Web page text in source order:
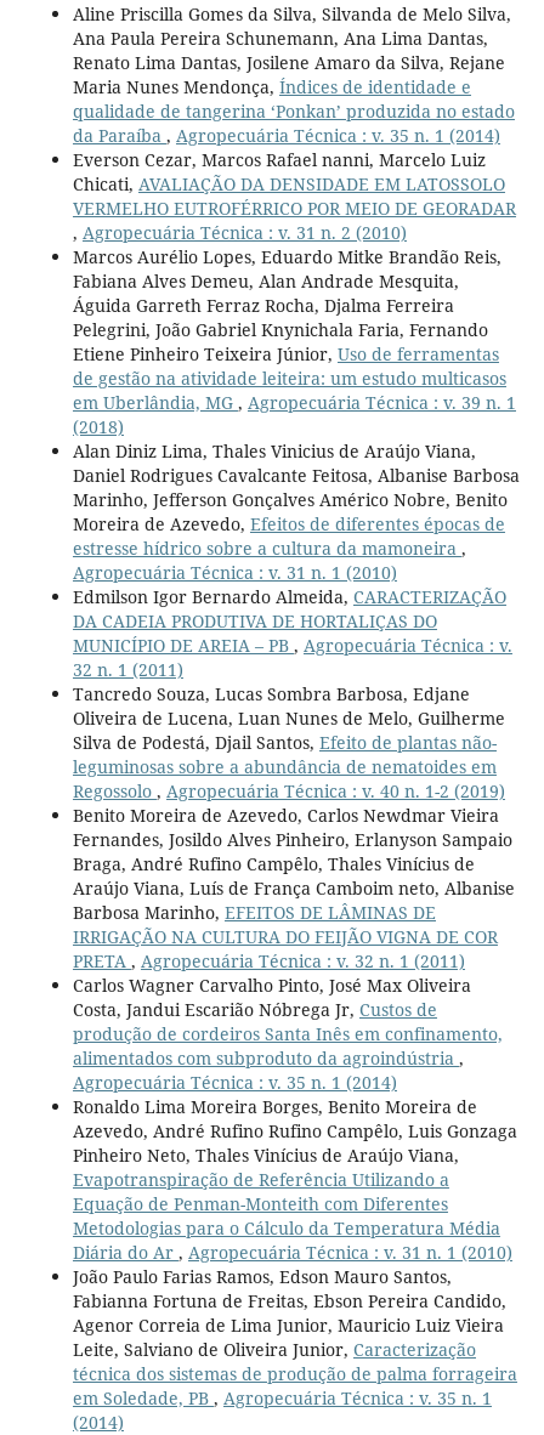
Aline Priscilla Gomes da Silva, Silvanda de Melo Silva,
Ana Paula Pereira Schunemann, Ana Lima Dantas,
Renato Lima Dantas, Josilene Amaro da Silva, Rejane
Maria Nunes Mendonça, Índices de identidade e
qualidade de tangerina ‘Ponkan’ produzida no estado
da Paraíba , Agropecuária Técnica : v. 35 n. 1 (2014)
Everson Cezar, Marcos Rafael nanni, Marcelo Luiz
Chicati, AVALIAÇÃO DA DENSIDADE EM LATOSSOLO
VERMELHO EUTROFÉRRICO POR MEIO DE GEORADAR
, Agropecuária Técnica : v. 31 n. 2 (2010)
Marcos Aurélio Lopes, Eduardo Mitke Brandão Reis,
Fabiana Alves Demeu, Alan Andrade Mesquita,
Águida Garreth Ferraz Rocha, Djalma Ferreira
Pelegrini, João Gabriel Knynichala Faria, Fernando
Etiene Pinheiro Teixeira Júnior, Uso de ferramentas
de gestão na atividade leiteira: um estudo multicasos
em Uberlândia, MG , Agropecuária Técnica : v. 39 n. 1
(2018)
Alan Diniz Lima, Thales Vinicius de Araújo Viana,
Daniel Rodrigues Cavalcante Feitosa, Albanise Barbosa
Marinho, Jefferson Gonçalves Américo Nobre, Benito
Moreira de Azevedo, Efeitos de diferentes épocas de
estresse hídrico sobre a cultura da mamoneira ,
Agropecuária Técnica : v. 31 n. 1 (2010)
Edmilson Igor Bernardo Almeida, CARACTERIZAÇÃO
DA CADEIA PRODUTIVA DE HORTALIÇAS DO
MUNICÍPIO DE AREIA – PB , Agropecuária Técnica : v.
32 n. 1 (2011)
Tancredo Souza, Lucas Sombra Barbosa, Edjane
Oliveira de Lucena, Luan Nunes de Melo, Guilherme
Silva de Podestá, Djail Santos, Efeito de plantas não-
leguminosas sobre a abundância de nematoides em
Regossolo , Agropecuária Técnica : v. 40 n. 1-2 (2019)
Benito Moreira de Azevedo, Carlos Newdmar Vieira
Fernandes, Josildo Alves Pinheiro, Erlanyson Sampaio
Braga, André Rufino Campêlo, Thales Vinícius de
Araújo Viana, Luís de França Camboim neto, Albanise
Barbosa Marinho, EFEITOS DE LÂMINAS DE
IRRIGAÇÃO NA CULTURA DO FEIJÃO VIGNA DE COR
PRETA , Agropecuária Técnica : v. 32 n. 1 (2011)
Carlos Wagner Carvalho Pinto, José Max Oliveira
Costa, Jandui Escarião Nóbrega Jr, Custos de
produção de cordeiros Santa Inês em confinamento,
alimentados com subproduto da agroindústria ,
Agropecuária Técnica : v. 35 n. 1 (2014)
Ronaldo Lima Moreira Borges, Benito Moreira de
Azevedo, André Rufino Rufino Campêlo, Luis Gonzaga
Pinheiro Neto, Thales Vinícius de Araújo Viana,
Evapotranspiração de Referência Utilizando a
Equação de Penman-Monteith com Diferentes
Metodologias para o Cálculo da Temperatura Média
Diária do Ar , Agropecuária Técnica : v. 31 n. 1 (2010)
João Paulo Farias Ramos, Edson Mauro Santos,
Fabianna Fortuna de Freitas, Ebson Pereira Candido,
Agenor Correia de Lima Junior, Mauricio Luiz Vieira
Leite, Salviano de Oliveira Junior, Caracterização
técnica dos sistemas de produção de palma forrageira
em Soledade, PB , Agropecuária Técnica : v. 35 n. 1
(2014)